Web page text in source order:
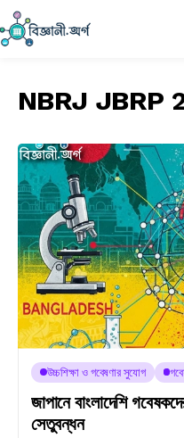
NBRJ JBRP
উচ্চশিক্ষা ও গবেষণার সুযোগ
জাপানে বাংলাদেশি
সেতুবন্ধন